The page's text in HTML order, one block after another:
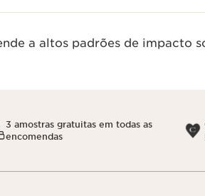
a altos padrões de impacto
3 amostras gratuitas em todas as
encomendas